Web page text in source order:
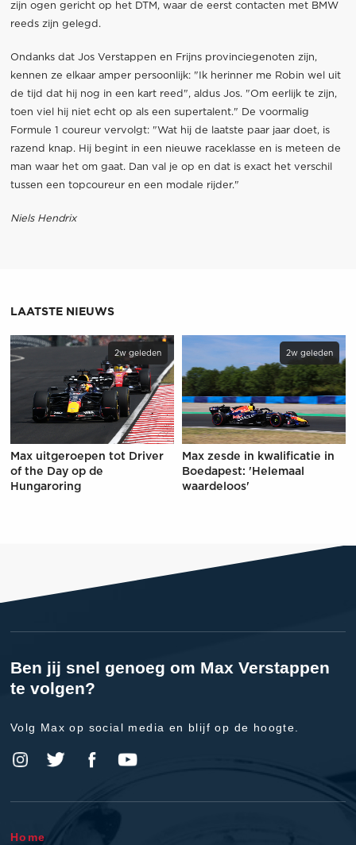
zijn ogen gericht op het DTM, waar de eerst contacten met BMW
reeds zijn gelegd.
Ondanks dat Jos Verstappen en Frijns provinciegenoten zijn,
kennen ze elkaar amper persoonlijk: "Ik herinner me Robin wel uit
de tijd dat hij nog in een kart reed", aldus Jos. "Om eerlijk te zijn,
toen viel hij niet echt op als een supertalent." De voormalig
Formule 1 coureur vervolgt: "Wat hij de laatste paar jaar doet, is
razend knap. Hij begint in een nieuwe raceklasse en is meteen de
man waar het om gaat. Dan val je op en dat is exact het verschil
tussen een topcoureur en een modale rijder."
Niels Hendrix
LAATSTE NIEUWS
2w geleden
Max uitgeroepen tot Driver
of the Day op de
Hungaroring
2w geleden
Max zesde in kwalificatie in
Boedapest: 'Helemaal
waardeloos'
Ben jij snel genoeg om Max Verstappen
te volgen?
Volg Max op social media en blijf op de hoogte.
Home